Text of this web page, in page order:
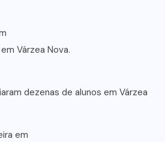
Várzea Nova.
dezenas de alunos em Várzea
em